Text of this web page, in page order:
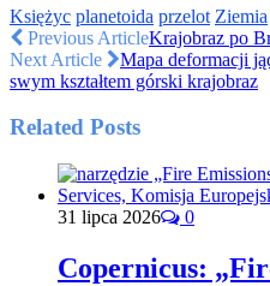
Księżyc planetoida przelot Ziemia
Previous ArticleKrajobraz po
Next Article
Mapa deformacji
swym kształtem górski krajobraz
Related Posts
31 lipca 2026 0
Copernicus: